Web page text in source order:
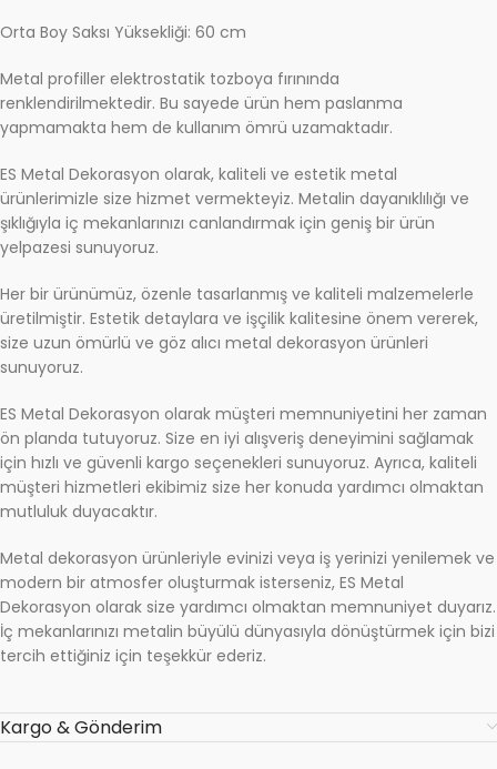
Orta Boy Saksı Yüksekliği: 60 cm
Metal profiller elektrostatik tozboya fırınında
renklendirilmektedir. Bu sayede ürün hem paslanma
yapmamakta hem de kullanım ömrü uzamaktadır.
ES Metal Dekorasyon olarak, kaliteli ve estetik metal
ürünlerimizle size hizmet vermekteyiz. Metalin dayanıklılığı ve
şıklığıyla iç mekanlarınızı canlandırmak için geniş bir ürün
yelpazesi sunuyoruz.
Her bir ürünümüz, özenle tasarlanmış ve kaliteli malzemelerle
üretilmiştir. Estetik detaylara ve işçilik kalitesine önem vererek,
size uzun ömürlü ve göz alıcı metal dekorasyon ürünleri
sunuyoruz.
ES Metal Dekorasyon olarak müşteri memnuniyetini her zaman
ön planda tutuyoruz. Size en iyi alışveriş deneyimini sağlamak
için hızlı ve güvenli kargo seçenekleri sunuyoruz. Ayrıca, kaliteli
müşteri hizmetleri ekibimiz size her konuda yardımcı olmaktan
mutluluk duyacaktır.
Metal dekorasyon ürünleriyle evinizi veya iş yerinizi yenilemek ve
modern bir atmosfer oluşturmak isterseniz, ES Metal
Dekorasyon olarak size yardımcı olmaktan memnuniyet duyarız.
İç mekanlarınızı metalin büyülü dünyasıyla dönüştürmek için bizi
tercih ettiğiniz için teşekkür ederiz.
Kargo & Gönderim